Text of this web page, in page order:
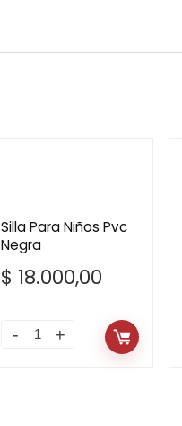
Silla Para Niños Pvc
Negra
$ 18.000,00